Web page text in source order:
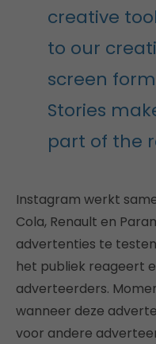
creative
to our
screen
Stories
part of the
Instagram werkt
Cola, Renault en
advertenties te
het publiek reageert
adverteerders.
wanneer deze
voor andere